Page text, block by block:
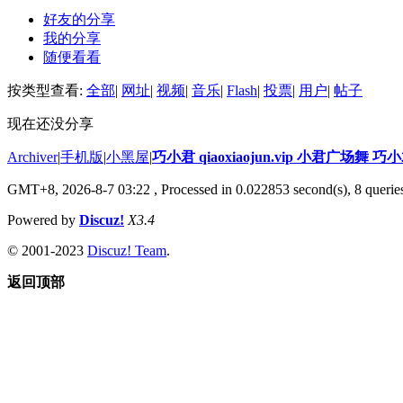
好友的分享
我的分享
随便看看
按类型查看: 全部| 网址| 视频| 音乐| Flash| 投票| 用户| 帖子
现在还没分享
Archiver|手机版|小黑屋|巧小君 qiaoxiaojun.vip 小君广场舞 巧
GMT+8, 2026-8-7 03:22 , Processed in 0.022853 second(s), 8
Powered by Discuz! X3.4
© 2001-2023 Discuz! Team.
返回顶部